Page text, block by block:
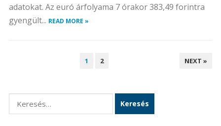
adatokat. Az euró árfolyama 7 órakor 383,49 forintra
gyengült... READ MORE »
1 2 NEXT »
Keresés: